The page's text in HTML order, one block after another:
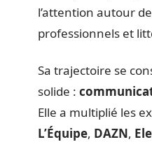
l’attention autour
professionnels et
Sa trajectoire se
solide :
Elle a multiplié les
L’Équipe, DAZN,